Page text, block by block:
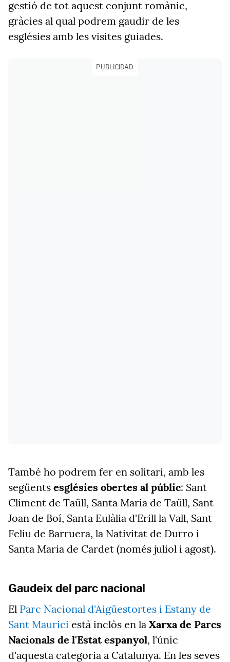
gestió de tot aquest conjunt romànic,
gràcies al qual podrem gaudir de les
esglésies amb les visites guiades.
PUBLICIDAD
També ho podrem fer en solitari, amb les
següents esglésies obertes al públic: Sant
Climent de Taüll, Santa Maria de Taüll, Sant
Joan de Boí, Santa Eulàlia d'Erill la Vall, Sant
Feliu de Barruera, la Nativitat de Durro i
Santa Maria de Cardet (només juliol i agost).
Gaudeix del parc nacional
El Parc Nacional d'Aigüestortes i Estany de
Sant Maurici està inclòs en la Xarxa de Parcs
Nacionals de l'Estat espanyol, l'únic
d'aquesta categoria a Catalunya. En les seves